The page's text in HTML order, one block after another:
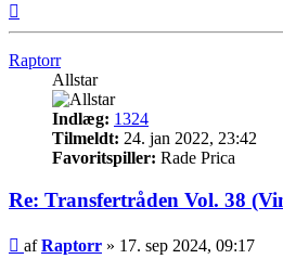
Raptorr
Allstar
Indlæg: 1324
Tilmeldt: 24. jan 2022, 23:42
Favoritspiller: Rade Prica
Re: Transfertråden Vol. 38
Indlæg
afRaptorr » 17. sep 2024, 09:17